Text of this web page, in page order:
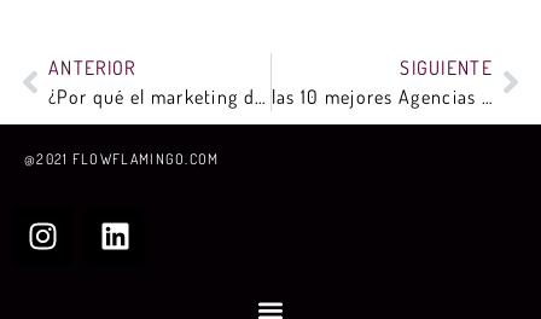
ANTERIOR
¿Por qué el marketing de influencers será clave en tu negocio en el 2023?
SIGUIENTE
las 10 mejores Agencias de Publicidad: Descubre cómo pueden ayudar a tu negocio a crecer
@2021 FLOWFLAMINGO.COM